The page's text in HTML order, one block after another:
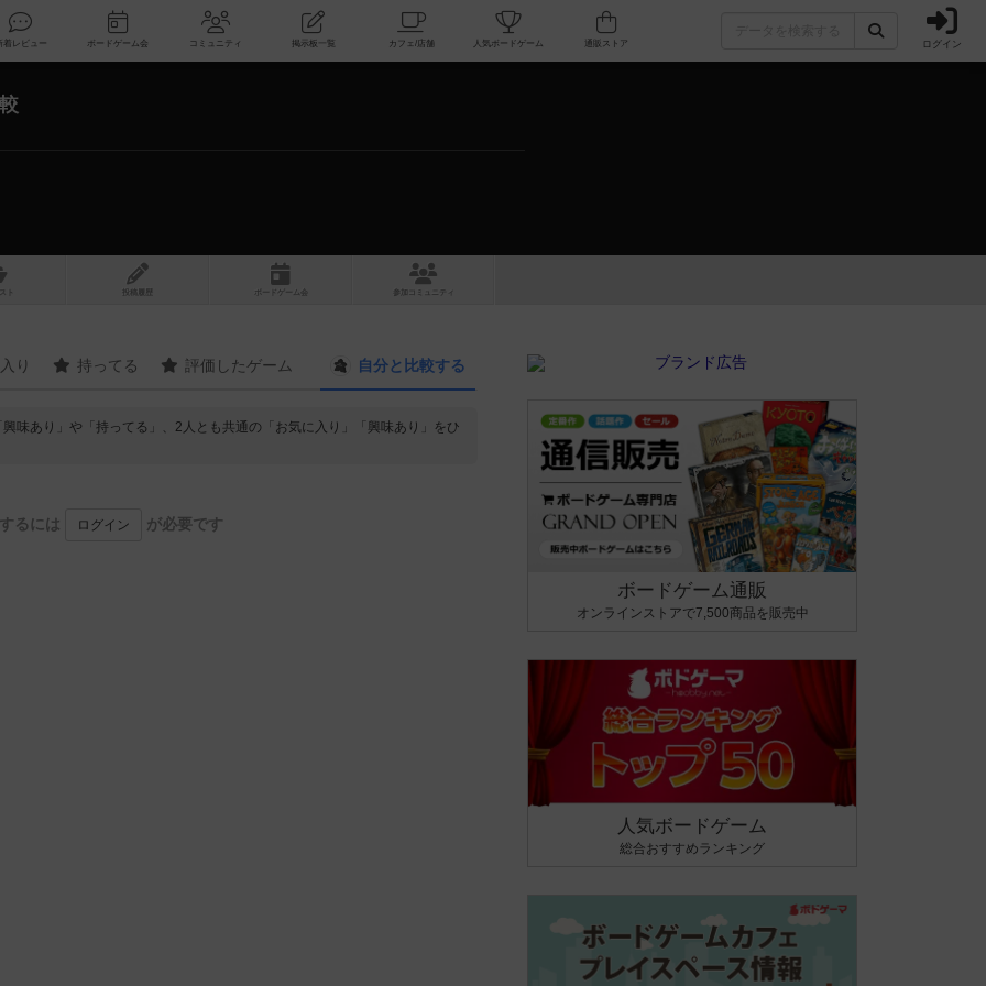
新着レビュー ボードゲーム会 コミュニティ 掲示板一覧 カフェ/店舗 人気ボードゲーム ログイン
ト 投稿履歴 ボ ドゲ ーム コミュニティ
り 持ってる 評価したゲーム 自分と 比較する
味あり」や「持ってる」、2人とも共通の「お気に入り」「興味あり」をひ
るには ログイン が必要です
ボードゲーム通販
オンラインストアで7,500商品を販売中
人気ボードゲーム
総合おすすめランキング